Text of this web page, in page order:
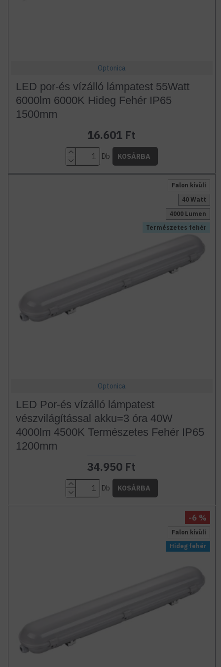
Optonica
LED por-és vízálló lámpatest 55Watt
6000lm 6000K Hideg Fehér IP65
1500mm
16.601 Ft
Db KOSÁRBA
Természetes fehér
Falon kívüli
40 Watt
4000 Lumen
Optonica
LED Por-és vízálló lámpatest
vészvilágítással akku=3 óra 40W
4000lm 4500K Természetes Fehér IP65
1200mm
34.950 Ft
Db KOSÁRBA
Hideg fehér
Falon kívüli
-6 %